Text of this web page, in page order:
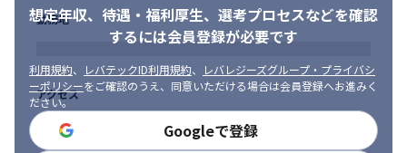
想定年収、待遇・福利厚生、 選考プロセスなどを確認
するには会員登録が必要です
利用規約、 レバテックID利用規約、
レバレジーズグループ・プライバシ
ーポリシーをご確認のうえ、同意いただける場合は会員登録へお進みく
ださい。
Googleで登録
勤務地
アクセス